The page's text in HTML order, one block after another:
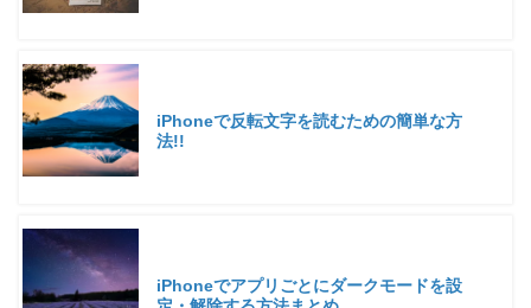
iPhoneで反転文字を読むための簡単な方
法!!
iPhoneでアプリごとにダークモードを設